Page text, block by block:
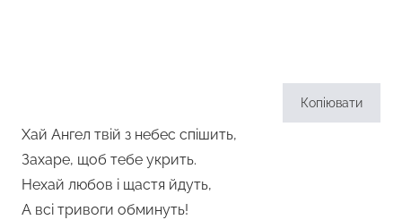
Копіювати
Хай Ангел твій з небес спішить,
Захаре, щоб тебе укрить.
Нехай любов і щастя йдуть,
А всі тривоги обминуть!